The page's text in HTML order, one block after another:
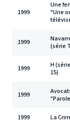
1999
Une
"Une
1999
(série
1999
H
15)
1999
1999 La